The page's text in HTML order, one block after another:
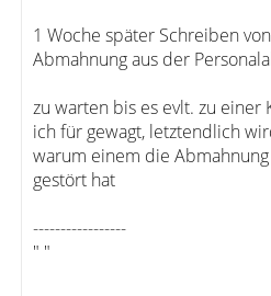
1 Woche später Schreiben
Abmahnung aus der
zu warten bis es evlt. zu einer
ich für gewagt, letztendlich
warum einem die
gestört hat
-----------------
" "